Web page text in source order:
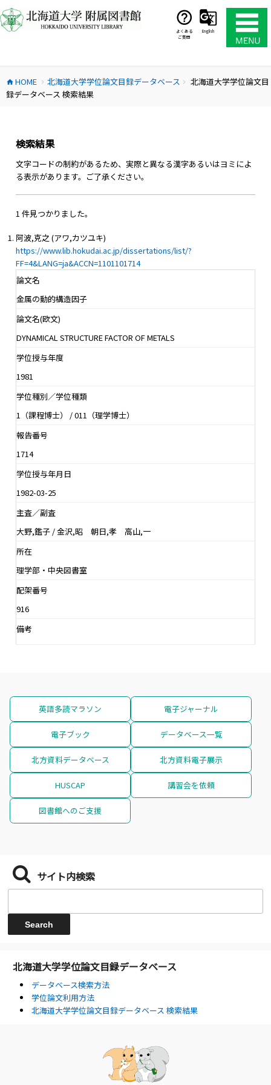
ン
テ
ス
キ
よくある
ご質問
English
home HOME chevron_right 北海道大学学位論文目録データベース chevron_right
北海道大学学位論文目
録データベース 検索結果
検索結果
文字コードの制約があるため、実際と異なる漢字あるいはヨミによ
る表示があります。ご了承ください。
1 件見つかりました。
阿波,克之 (アワ,カツユキ)
https://www.lib.hokudai.ac.jp/dissertations/list/?
FF=4&LANG=ja&ACCN=1101101714
論文名
金属の動的構造因子
論文名(欧文)
DYNAMICAL STRUCTURE FACTOR OF METALS
学位授与年度
1981
学位種別／学位種類
1（課程博士） / 011（理学博士）
報告番号
1714
学位授与年月日
1982-03-25
主査／副査
大野,鑑子 / 金沢,昭 朝日,孝 高山,一
所在
理学部・中央図書室
配架番号
916
備考
英語多読マラソン 電子ジャーナル
電子ブック データベース一覧
北方資料データベース 北方資料電子展示
HUSCAP 講習会を依頼
図書館へのご支援
サイト内検索
北海道大学学位論文目録データベース
データベース検索方法
学位論文利用方法
北海道大学学位論文目録データベース 検索結果